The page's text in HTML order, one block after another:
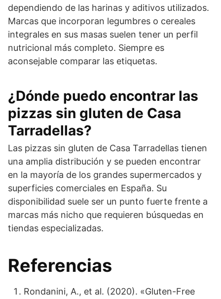
dependiendo de las harinas y aditivos utilizados.
Marcas que incorporan legumbres o cereales
integrales en sus masas suelen tener un perfil
nutricional más completo. Siempre es
aconsejable comparar las etiquetas.
¿Dónde puedo encontrar las
pizzas sin gluten de Casa
Tarradellas?
Las pizzas sin gluten de Casa Tarradellas tienen
una amplia distribución y se pueden encontrar
en la mayoría de los grandes supermercados y
superficies comerciales en España. Su
disponibilidad suele ser un punto fuerte frente a
marcas más nicho que requieren búsquedas en
tiendas especializadas.
Referencias
Rondanini, A., et al. (2020). «Gluten-Free